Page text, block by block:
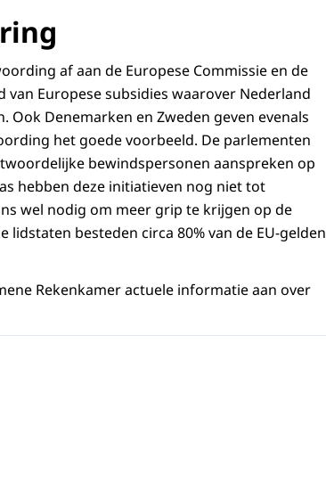
af aan de Europese Commissie en de
Europese subsidies waarover Nederland
Ook Denemarken en Zweden geven evenals
het goede voorbeeld. De parlementen
bewindspersonen aanspreken op
hebben deze initiatieven nog niet tot
wel nodig om meer grip te krijgen op de
lidstaten besteden circa 80% van de EU-gelden
Rekenkamer actuele informatie aan over